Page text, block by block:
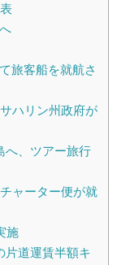
旅客船を就航さ
ハリン州政府が
へ、ツアー旅行
ャーター便が就
施
道運賃半額キ